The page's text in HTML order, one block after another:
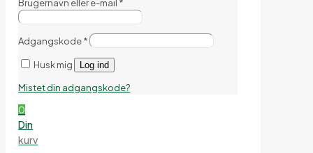
Brugernavn eller e-mail *
Adgangskode*
Husk mig Log ind
Mistet din adgangskode?
0
Din
kurv